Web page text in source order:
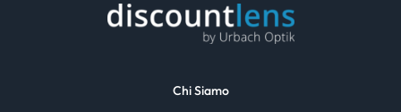
Chi Siamo